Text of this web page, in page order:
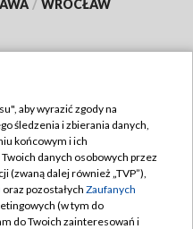
/ WROCŁAW
TVP
aby wyrazić zgody na
śledzenia i zbierania danych,
końcowym i ich
danych osobowych przez
(zwaną dalej również „TVP”),
oraz pozostałych Zaufanych
(w tym do
do Twoich zainteresowań i